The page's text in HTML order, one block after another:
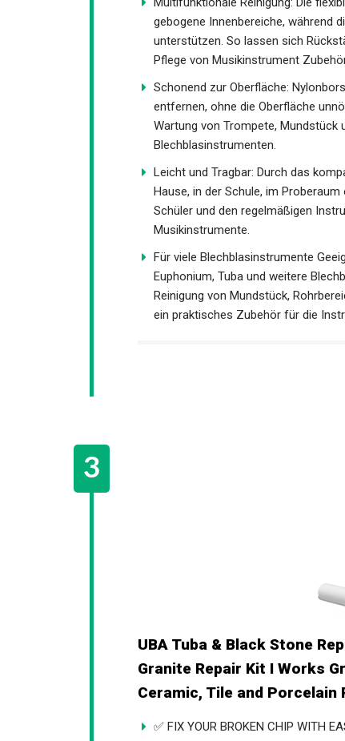
Multifunktionale Reinigung: Die
gebogene Innenbereiche, während
Teilen unterstützen. So lassen sich
regelmäßige Pflege von
Schonend zur Oberfläche:
entfernen, ohne die Oberfläche
Wartung von Trompete, Mundstück
Blechblasinstrumenten.
Leicht und Tragbar: Durch das
zu Hause, in der Schule, im
Schüler und den regelmäßigen
Musikinstrumente.
Für viele Blechblasinstrumente
Euphonium, Tuba und weitere
Reinigung von Mundstück,
UBA Tuba & Black Stone
as Granite Repair Kit I